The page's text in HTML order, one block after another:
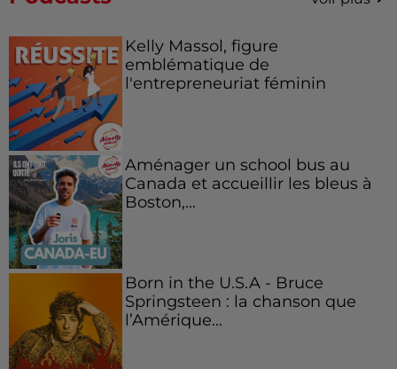
Kelly Massol, figure
emblématique de
l'entrepreneuriat féminin
Aménager un school bus au
Canada et accueillir les bleus à
Boston,...
Born in the U.S.A - Bruce
Springsteen : la chanson que
l’Amérique...